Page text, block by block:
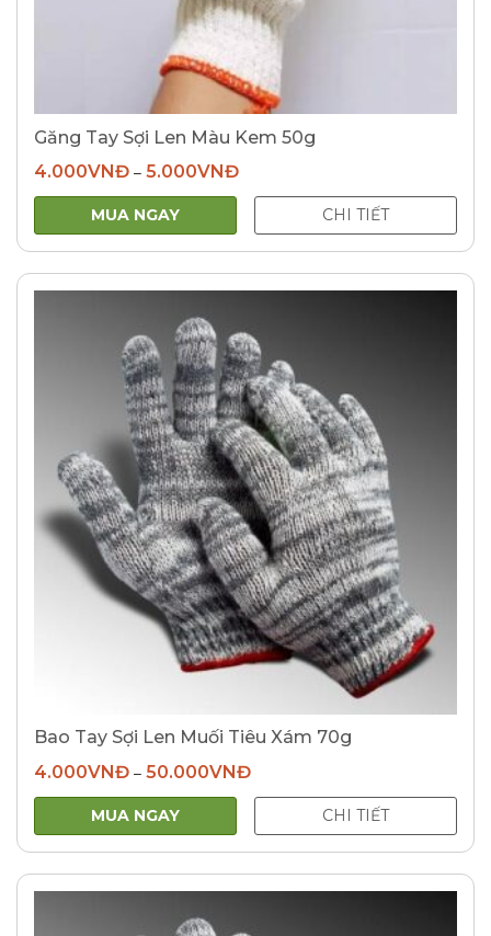
Găng Tay Sợi Len Màu Kem 50g
4.000VNĐ– 5.000VNĐ
MUA NGAY CHI TIẾT
Bao Tay Sợi Len Muối Tiêu Xám 70g
4.000VNĐ– 50.000VNĐ
MUA NGAY CHI TIẾT